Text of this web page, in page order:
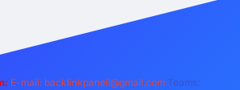
E-mail: backlinkpaneli@gmail.com Teams: